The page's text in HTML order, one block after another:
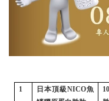
1 日本頂級NICO魚